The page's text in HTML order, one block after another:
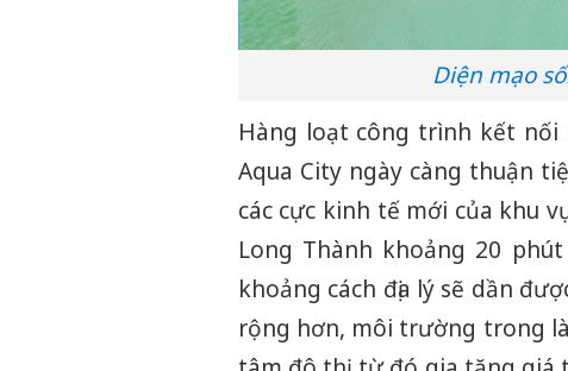
Diện mạo
Hàng loạt công trình kết nối
Aqua City ngày càng thuận
các cực kinh tế mới của khu
Long Thành khoảng 20
khoảng cách địa lý sẽ dần
rộng hơn, môi trường trong